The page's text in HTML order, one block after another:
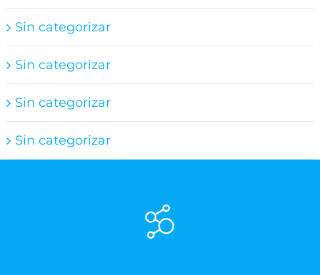
Sin categorizar
Sin categorizar
Sin categorizar
Sin categorizar